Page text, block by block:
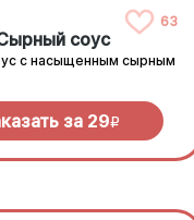
63
соус
с насыщенным сырным
за 29R